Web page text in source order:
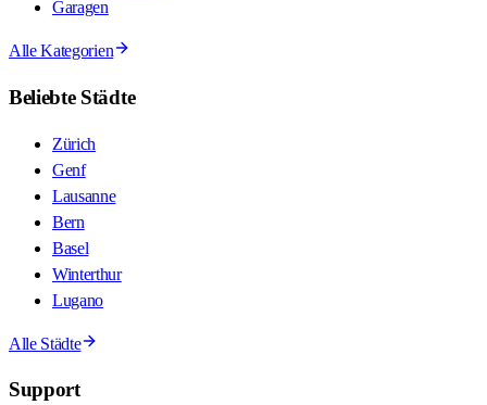
Garagen
Alle Kategorien
Beliebte Städte
Zürich
Genf
Lausanne
Bern
Basel
Winterthur
Lugano
Alle Städte
Support